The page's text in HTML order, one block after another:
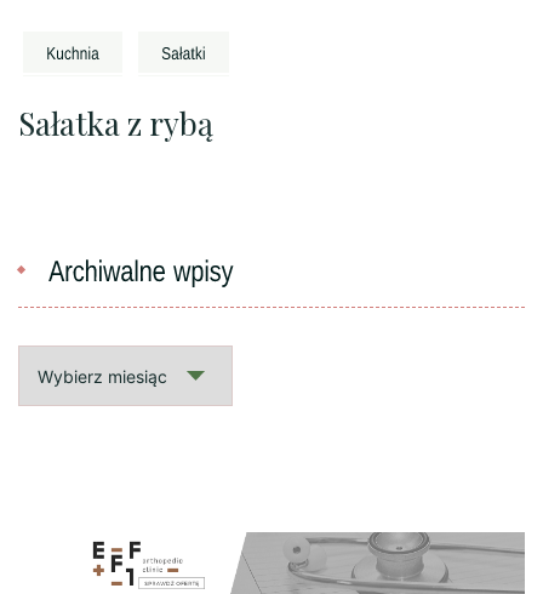
Sałatka z rybą
wpisy